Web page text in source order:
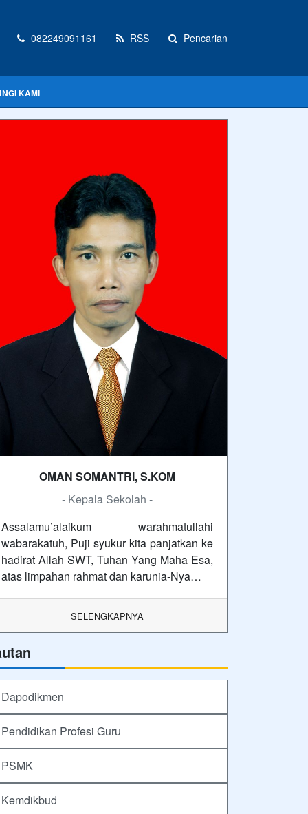
082249091161 RSS Pencarian
KAMI
OMAN SOMANTRI, S.KOM
- Kepala Sekolah -
Assalamu’alaikum warahmatullahi
wabarakatuh, Puji syukur kita panjatkan ke
hadirat Allah SWT, Tuhan Yang Maha Esa,
atas limpahan rahmat dan karunia-Nya…
SELENGKAPNYA
Dapodikmen
Pendidikan Profesi Guru
PSMK
Kemdikbud